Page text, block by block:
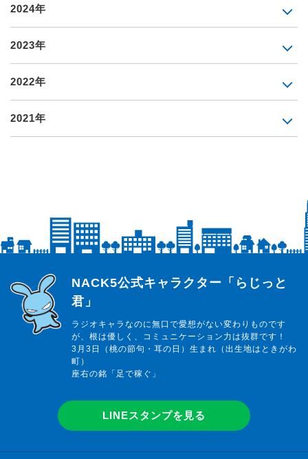
2024年
2023年
2022年
2021年
らじっと君
NACK5公式キャラクター「らじっと
君」
ラジオキャラなのに無口で愛想がない変わりものです
が、根は優しく、コミュニケーション力は抜群です！
3月3日（桃の節句・耳の日）生まれ（出生地はときがわ
町）
座右の銘「足で稼ぐ」
LINEスタンプを見る